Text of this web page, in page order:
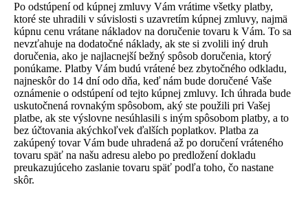
Po odstúpení od kúpnej zmluvy Vám vrátime všetky platby,
ktoré ste uhradili v súvislosti s uzavretím kúpnej zmluvy, najmä
kúpnu cenu vrátane nákladov na doručenie tovaru k Vám. To sa
nevzťahuje na dodatočné náklady, ak ste si zvolili iný druh
doručenia, ako je najlacnejší bežný spôsob doručenia, ktorý
ponúkame. Platby Vám budú vrátené bez zbytočného odkladu,
najneskôr do 14 dní odo dňa, keď nám bude doručené Vaše
oznámenie o odstúpení od tejto kúpnej zmluvy. Ich úhrada bude
uskutočnená rovnakým spôsobom, aký ste použili pri Vašej
platbe, ak ste výslovne nesúhlasili s iným spôsobom platby, a to
bez účtovania akýchkoľvek ďalších poplatkov. Platba za
zakúpený tovar Vám bude uhradená až po doručení vráteného
tovaru späť na našu adresu alebo po predložení dokladu
preukazujúceho zaslanie tovaru späť podľa toho, čo nastane
skôr.